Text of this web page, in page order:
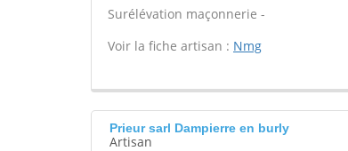
Surélévation maçonnerie -
Voir la fiche artisan : Nmg
Prieur sarl Dampierre en burly
Artisan